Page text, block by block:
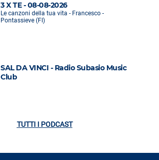
3 X TE - 08-08-2026
Le canzoni della tua vita - Francesco -
Pontassieve (FI)
SAL DA VINCI - Radio Subasio Music
Club
TUTTI I PODCAST